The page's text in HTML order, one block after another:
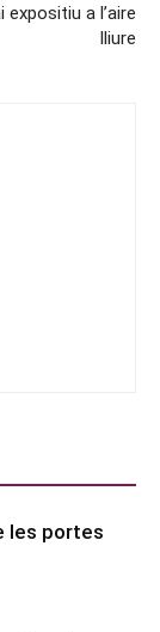
expositiu a l’aire
lliure
les portes